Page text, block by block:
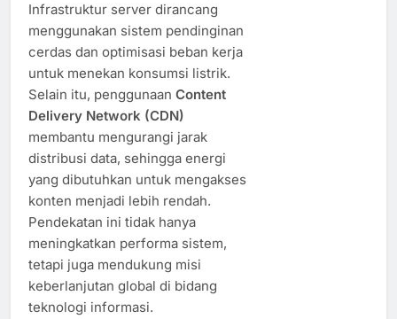
Infrastruktur server dirancang
menggunakan sistem pendinginan
cerdas dan optimisasi beban kerja
untuk menekan konsumsi listrik.
Selain itu, penggunaan Content
Delivery Network (CDN)
membantu mengurangi jarak
distribusi data, sehingga energi
yang dibutuhkan untuk mengakses
konten menjadi lebih rendah.
Pendekatan ini tidak hanya
meningkatkan performa sistem,
tetapi juga mendukung misi
keberlanjutan global di bidang
teknologi informasi.